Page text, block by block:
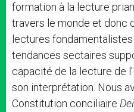
formation à la lecture
travers le monde et donc
lectures
tendances sectaires
capacité de la lecture de
son interprétation. Nous
Constitution conciliaire